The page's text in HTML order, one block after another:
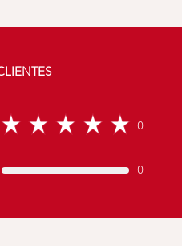
Rated
out
0
0